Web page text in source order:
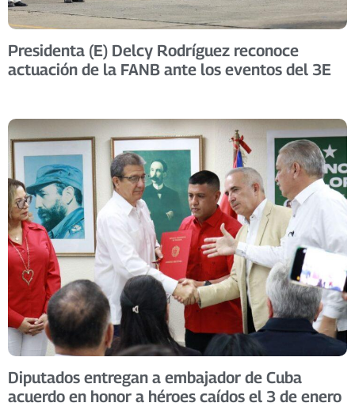
Presidenta (E) Delcy Rodríguez reconoce
actuación de la FANB ante los eventos del 3E
Diputados entregan a embajador de Cuba
acuerdo en honor a héroes caídos el 3 de enero